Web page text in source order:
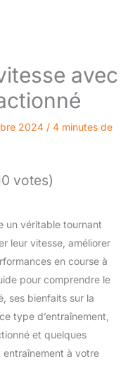
avec
2024 / 4 minutes de
votes)
un véritable tournant
leur vitesse, améliorer
en course à
pour comprendre le
ses bienfaits sur la
type d’entraînement,
et quelques
à votre